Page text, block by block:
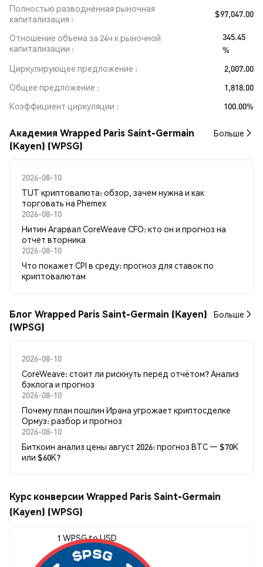
Полностью разводнённая рыночная
капитализация
$97,047.00
Отношение объема за 24ч к рыночной
капитализации
345.45
%
Циркулирующее предложение
2,007.00
Общее предложение
1,818.00
Коэффициент циркуляции
100.00%
Академия Wrapped Paris Saint-Germain
(Kayen) (WPSG)
Больше
2026-08-10
TUT криптовалюта: обзор, зачем нужна и как
торговать на Phemex
2026-08-10
Нитин Агарвал CoreWeave CFO: кто он и прогноз на
отчет вторника
2026-08-10
Что покажет CPI в среду: прогноз для ставок по
криптовалютам
Блог Wrapped Paris Saint-Germain (Kayen)
(WPSG)
Больше
2026-08-10
CoreWeave: стоит ли рискнуть перед отчётом? Анализ
бэклога и прогноз
2026-08-10
Почему план пошлин Ирана угрожает криптосделке
Ормуз: разбор и прогноз
2026-08-10
Биткоин анализ цены август 2026: прогноз BTC — $70K
или $60K?
Курс конверсии Wrapped Paris Saint-Germain
(Kayen) (WPSG)
1 WPSG to USD
$1.14